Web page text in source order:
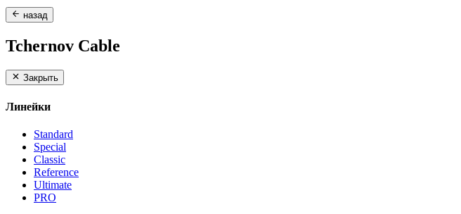
назад
Tchernov Cable
Закрыть
Линейки
Standard
Special
Classic
Reference
Ultimate
PRO